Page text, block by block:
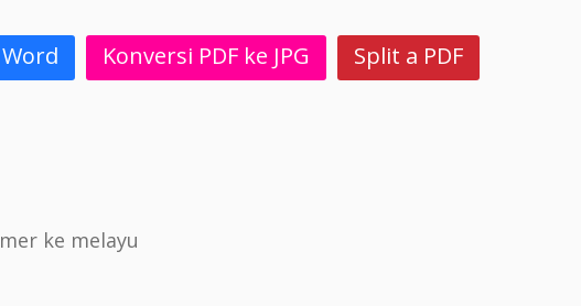
Konversi PDF ke JPG
Split a PDF
ke melayu